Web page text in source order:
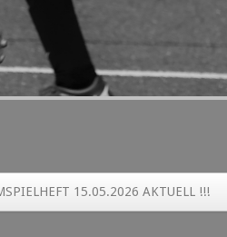
15.05.2026 AKTUELL !!!